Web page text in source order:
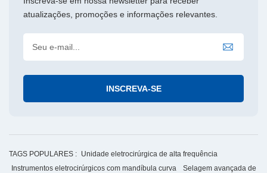
atualizações, promoções e informações relevantes.
TAGS POPULARES : Unidade eletrocirúrgica de alta frequência
Instrumentos eletrocirúrgicos com mandíbula curva
Selagem avançada de